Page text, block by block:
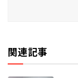
関連記事